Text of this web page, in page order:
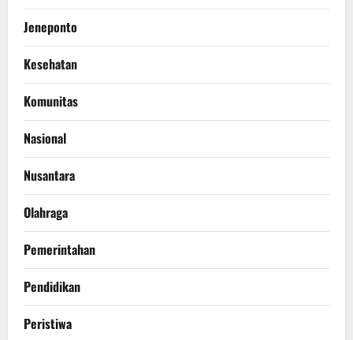
Jeneponto
Kesehatan
Komunitas
Nasional
Nusantara
Olahraga
Pemerintahan
Pendidikan
Peristiwa